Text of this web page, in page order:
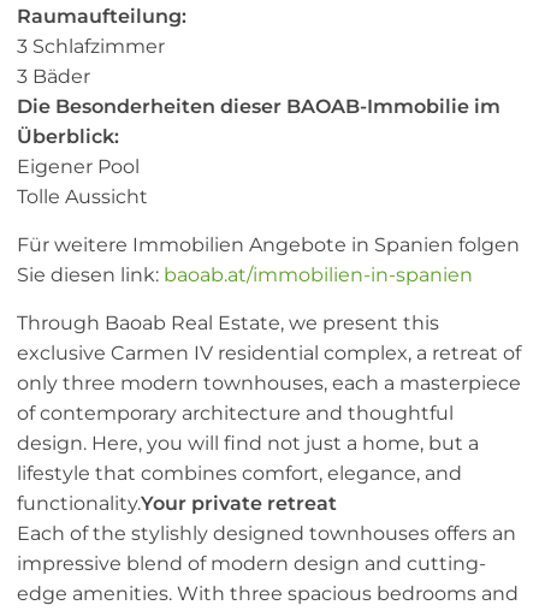
Raumaufteilung:
3 Schlafzimmer
3 Bäder
Die Besonderheiten dieser BAOAB-Immobilie im
Überblick:
Eigener Pool
Tolle Aussicht
Für weitere Immobilien Angebote in Spanien folgen
Sie diesen link: baoab.at/immobilien-in-spanien
Through Baoab Real Estate, we present this
exclusive Carmen IV residential complex, a retreat of
only three modern townhouses, each a masterpiece
of contemporary architecture and thoughtful
design. Here, you will find not just a home, but a
lifestyle that combines comfort, elegance, and
functionality.Your private retreat
Each of the stylishly designed townhouses offers an
impressive blend of modern design and cutting-
edge amenities. With three spacious bedrooms and